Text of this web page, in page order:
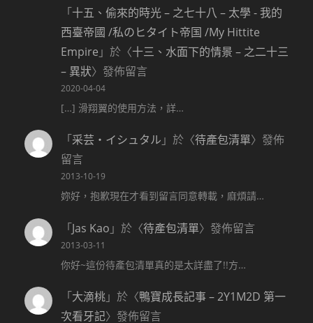
「十五、偷來的時光 – 之七十八 – 太學 - 我的
西臺帝國 /私のヒタイト帝国 /My Hittite
Empire 」於〈十三、水面下的情景 – 之二十三
– 異狀〉發佈留言
2020-04-04
[…] 滑翔翼的使用方法，詳…
「采芸‧イシュタル 」於〈待產包清單〉發佈
留言
2013-10-19
妳好，抱歉現在才看到留言同意轉載，麻煩請…
「Jas Kao 」於〈待產包清單〉發佈留言
2013-03-11
你好~這份待產包清單真的是太詳盡了!!方…
「大滴桃」於〈鴨寶成長記事 – 2Y1M2D 第一
次看牙記〉發佈留言